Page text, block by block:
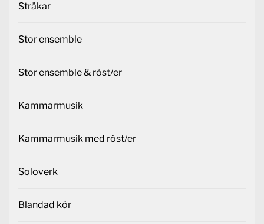
Stråkar
Stor ensemble
Stor ensemble & röst/er
Kammarmusik
Kammarmusik med röst/er
Soloverk
Blandad kör